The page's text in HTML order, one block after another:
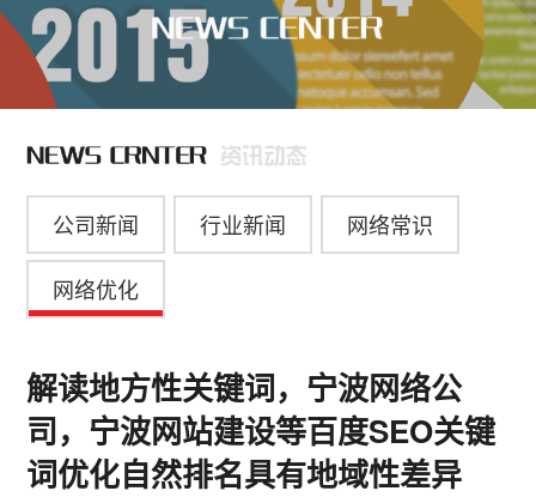
公司新闻 行业新闻 网络常识
网络优化
解读地方性关键词，宁波网络公
司，宁波网站建设等百度SEO关键
词优化自然排名具有地域性差异